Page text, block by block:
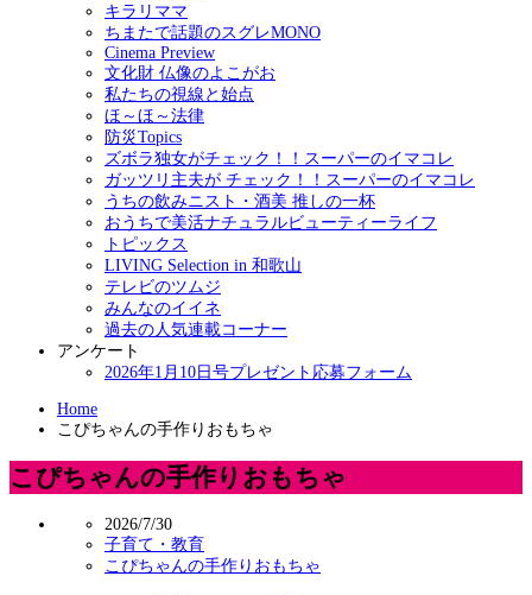
キラリママ
ちまたで話題のスグレMONO
Cinema Preview
文化財 仏像のよこがお
私たちの視線と始点
ほ～ほ～法律
防災Topics
ズボラ独女がチェック！！スーパーのイマコレ
ガッツリ主夫が チェック！！スーパーのイマコレ
うちの飲みニスト・酒美 推しの一杯
おうちで美活ナチュラルビューティーライフ
トピックス
LIVING Selection in 和歌山
テレビのツムジ
みんなのイイネ
過去の人気連載コーナー
アンケート
2026年1月10日号プレゼント応募フォーム
Home
こぴちゃんの手作りおもちゃ
こぴちゃんの手作りおもちゃ
2026/7/30
子育て・教育
こぴちゃんの手作りおもちゃ